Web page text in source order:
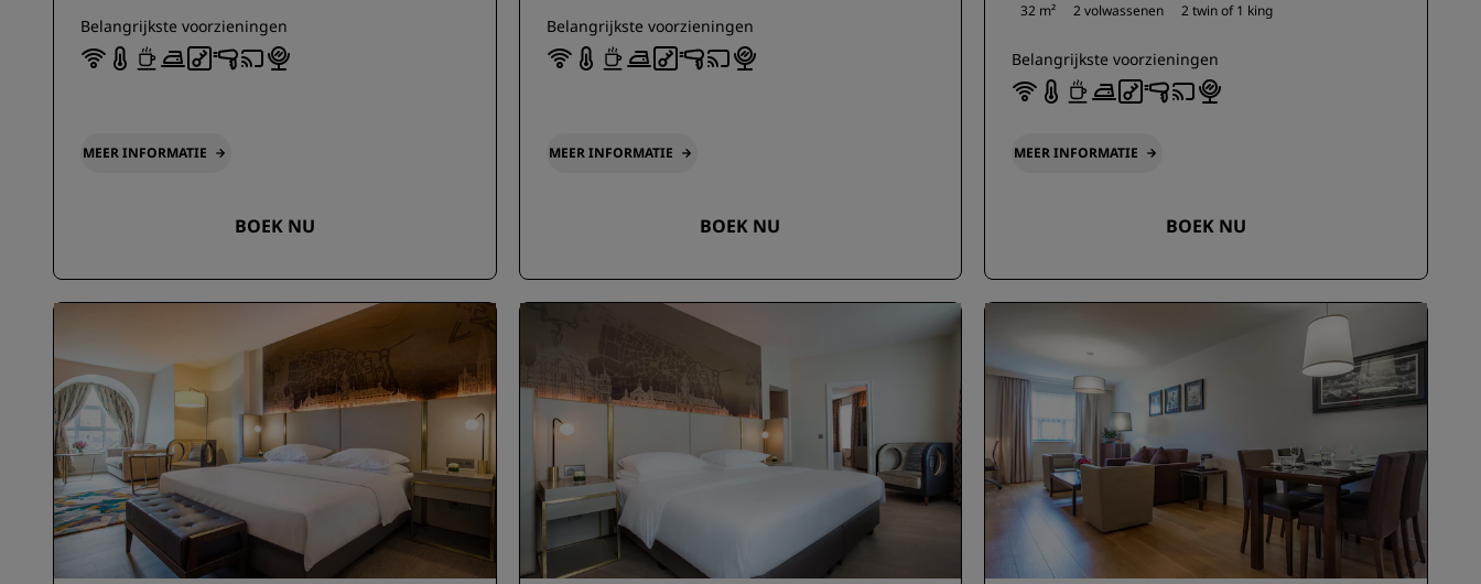
Belangrijkste voorzieningen
MEER INFORMATIE
BOEK NU
Belangrijkste voorzieningen
MEER INFORMATIE
BOEK NU
32 m² 2 volwassenen 2 twin of1 king
Belangrijkste voorzieningen
MEER INFORMATIE
BOEK NU